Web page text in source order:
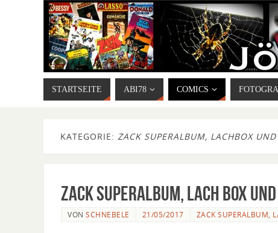
STARTSEITE ABI78 COMICS
KATEGORIE: ZACK SUPERALBUM, LACHBOX
Zack Superalbum, Lach Box
VON SCHNEBELE 21/05/2017 ZACK SUPERALBUM,